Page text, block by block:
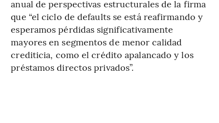
anual de perspectivas estructurales de la firma
que “el ciclo de defaults se está reafirmando y
esperamos pérdidas significativamente
mayores en segmentos de menor calidad
crediticia, como el crédito apalancado y los
préstamos directos privados”.